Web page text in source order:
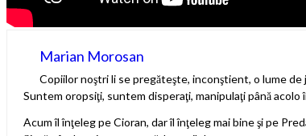
Marian Morosan
Copiilor noştri li se pregăteşte, inconştient, o lume
Suntem oropsiţi, suntem disperaţi, manipulaţi până acolo
Acum îl înţeleg pe Cioran, dar îl înţeleg mai bine şi pe